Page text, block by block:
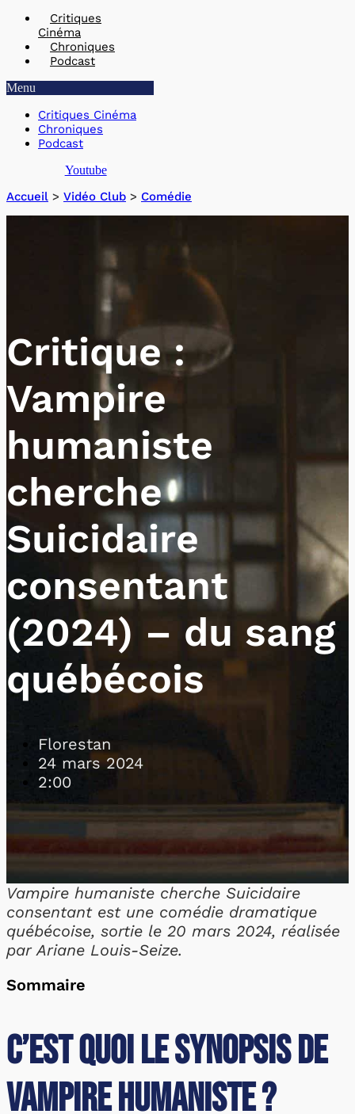
Critiques
Cinéma
Chroniques
Podcast
Menu
Critiques Cinéma
Chroniques
Podcast
Youtube
Accueil > Vidéo Club > Comédie
Critique :
Vampire
humaniste
cherche
Suicidaire
consentant
(2024) – du sang
québécois
Florestan
24 mars 2024
2:00
Vampire humaniste cherche Suicidaire
consentant est une comédie dramatique
québécoise, sortie le 20 mars 2024, réalisée
par Ariane Louis-Seize.
Sommaire
C’est quoi le synopsis de
Vampire humaniste ?